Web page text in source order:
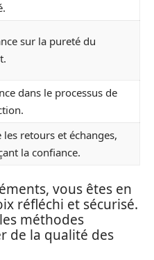
sur la pureté du
dans le processus de
les retours et échanges,
la confiance.
vous êtes en
réfléchi et sécurisé.
méthodes
de la qualité des